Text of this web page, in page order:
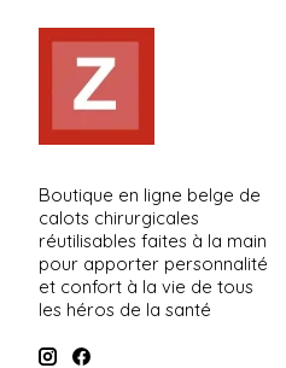
Boutique en ligne belge de
calots chirurgicales
réutilisables faites à la main
pour apporter personnalité
et confort à la vie de tous
les héros de la santé